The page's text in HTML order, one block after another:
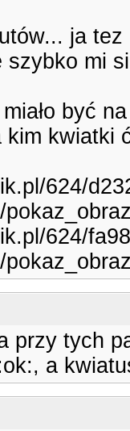
ja
szybko mi
być
kim kwiatki
624/
624/
przy tych
a